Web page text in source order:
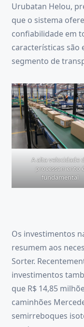
Urubatan Helou,
que o sistema
confiabilidade em
características são
segmento de
A alta velocidade
processamento
fundamental
Os investimentos
resumem aos
Sorter.
investimentos
que R$ 14,85
caminhões
semirreboques